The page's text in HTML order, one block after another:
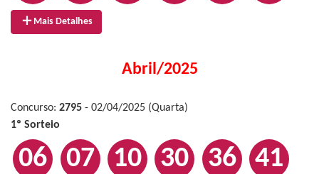
Mais Detalhes
Abril/2025
Concurso: 2795 - 02/04/2025 (Quarta)
1º Sorteio
06 07 10 30 36 41